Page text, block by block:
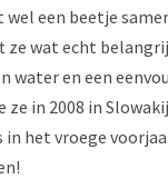
wel een beetje
wat echt
water en een
ze in 2008 in
het vroege